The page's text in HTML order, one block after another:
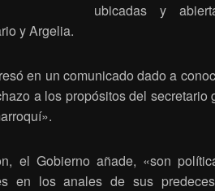
ubicadas y
y Argelia.
en un comunicado dado a
a los propósitos del secretario
el Gobierno añade, «son
en los anales de sus